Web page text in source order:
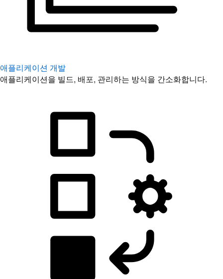
애플리케이션 개발
애플리케이션을 빌드, 배포, 관리하는 방식을 간소화합니다.